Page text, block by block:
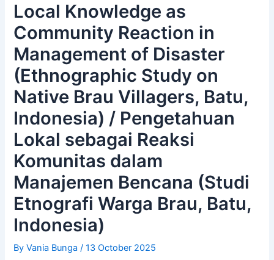
Local Knowledge as
Community Reaction in
Management of Disaster
(Ethnographic Study on
Native Brau Villagers, Batu,
Indonesia) / Pengetahuan
Lokal sebagai Reaksi
Komunitas dalam
Manajemen Bencana (Studi
Etnografi Warga Brau, Batu,
Indonesia)
ByVania Bunga/13 October 2025